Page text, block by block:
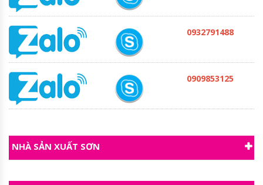
0932791488
0909853125
NHÀ SẢN XUẤT SƠN